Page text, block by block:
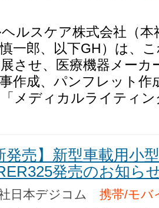
ルスケア株式会社（本
一郎、以下GH）は、
させ、医療機器メー
作成、パンフレット作
メディカルライティ
発売】新型車載用
発売のお知ら
社日本デジコム 携帯/モバ